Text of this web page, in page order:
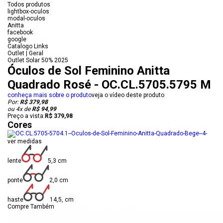
Todos produtos
lightbox-oculos
modal-oculos
Anitta
facebook
google
Catalogo Links
Outlet | Geral
Outlet Solar 50% 2025
Óculos de Sol Feminino Anitta
Quadrado Rosé - OC.CL.5705.5795 M
conheça mais sobre o produtoveja o vídeo deste produto
Por:R$ 379,98
ou 4xdeR$ 94,99
Preço a vista: R$ 379,98
Cores
ver medidas
lente 5,3 cm
ponte 2,0 cm
haste
14,5, cm
Compre Também